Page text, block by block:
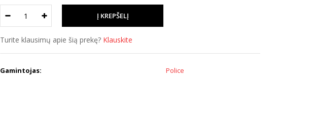
Turite klausimų apie šią prekę? Klauskite
Gamintojas: Police